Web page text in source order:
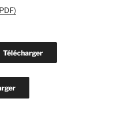
Télécharger